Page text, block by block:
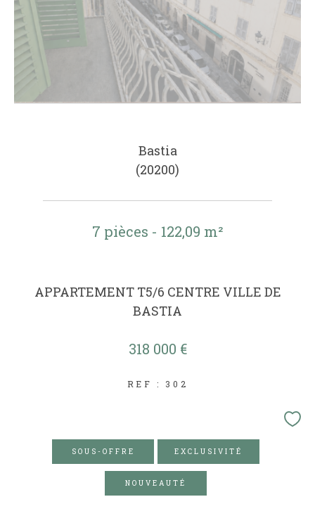
Bastia
(20200)
7 pièces - 122,09 m²
APPARTEMENT T5/6 CENTRE VILLE DE
BASTIA
318 000 €
REF : 302
SOUS-OFFRE EXCLUSIVITÉ
NOUVEAUTÉ